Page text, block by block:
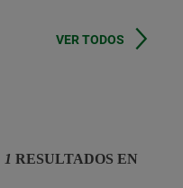
VER TODOS
1 RESULTADOS EN